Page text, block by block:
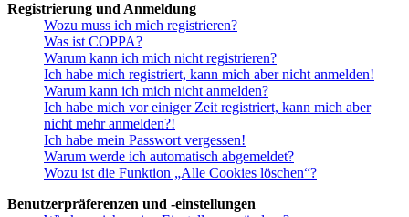
Registrierung und Anmeldung
Wozu muss ich mich registrieren?
Was ist COPPA?
Warum kann ich mich nicht registrieren?
Ich habe mich registriert, kann mich aber nicht anmelden!
Warum kann ich mich nicht anmelden?
Ich habe mich vor einiger Zeit registriert, kann mich aber
nicht mehr anmelden?!
Ich habe mein Passwort vergessen!
Warum werde ich automatisch abgemeldet?
Wozu ist die Funktion „Alle Cookies löschen“?
Benutzerpräferenzen und -einstellungen